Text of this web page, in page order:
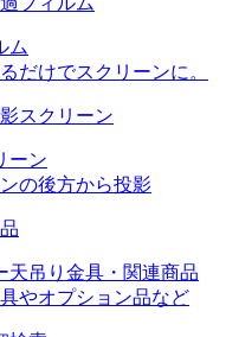
ム
だけでスクリーンに。
ーン
の後方から投影
天吊り金具・関連商品
やオプション品など